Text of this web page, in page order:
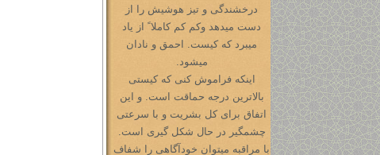
درخشندگی و تیز هوشیش را از
دست میدهد وکم کم کاملا ً از یاد
میبرد که کیست. احمق و نادان
میشود.
اینکه فراموش کنی که کیستی
بالاترین درجه حماقت است. و این
اتفاق برای کل بشریت و با سرعتی
چشمگیر در حال شکل گیری است.
با مراقبه میتوان خودآگاهی را شفاف